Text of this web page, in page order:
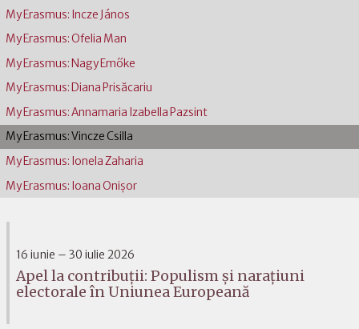
My Erasmus: Incze János
My Erasmus: Ofelia Man
My Erasmus: Nagy Emőke
My Erasmus: Diana Prisăcariu
My Erasmus: Annamaria Izabella Pazsint
My Erasmus: Vincze Csilla
My Erasmus: Ionela Zaharia
My Erasmus: Ioana Onişor
16 iunie – 30 iulie 2026
Apel la contribuții: Populism și narațiuni
electorale în Uniunea Europeană